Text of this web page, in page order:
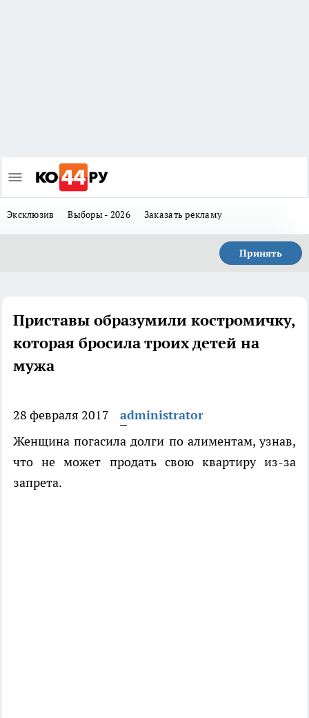
Эксклюзив Выборы - 2026 Заказать рекламу
Принять
Приставы образумили костромичку,
которая бросила троих детей на
мужа
28 февраля 2017
administrator
Женщина погасила долги по алиментам, узнав,
что не может продать свою квартиру из-за
запрета.